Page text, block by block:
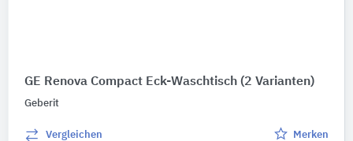
GE Renova Compact Eck-Waschtisch (2 Varianten)
Geberit
Vergleichen Merken